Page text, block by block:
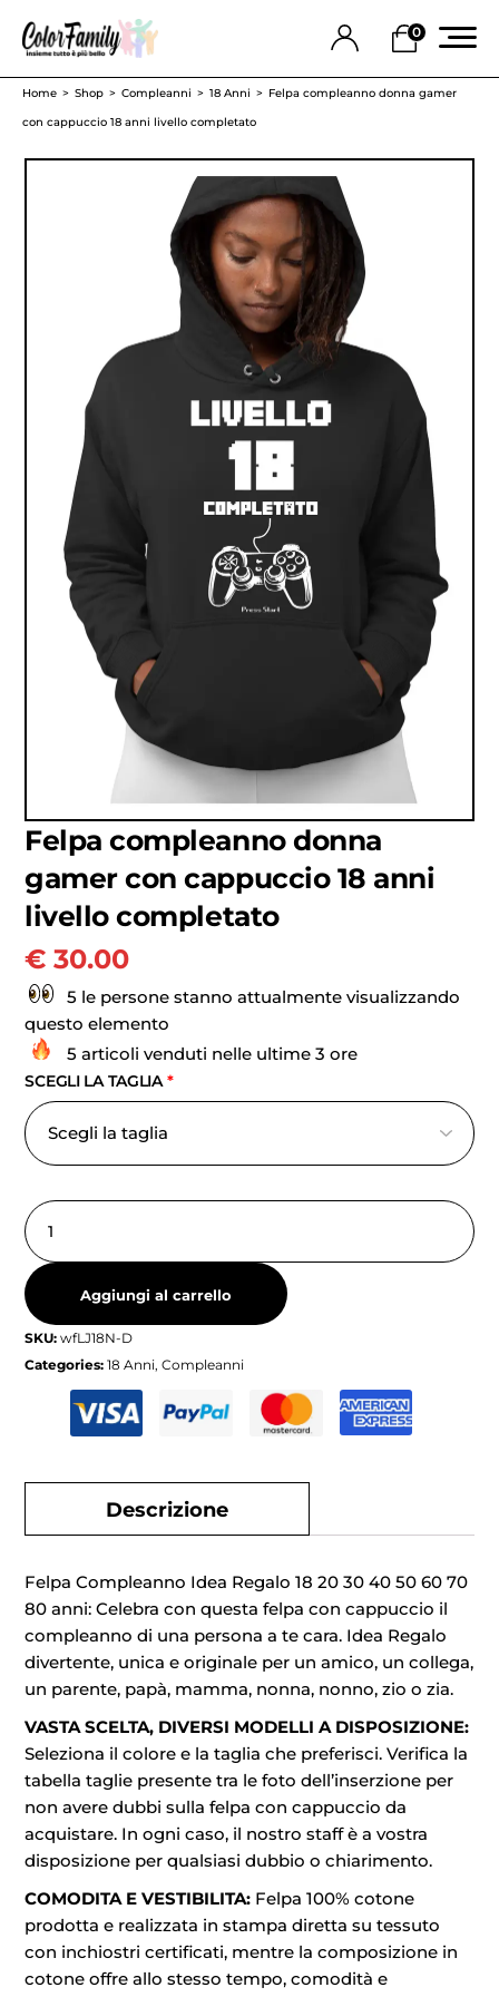
0
Home Shop Compleanni 18 Anni
Felpa compleanno donna gamer
con cappuccio 18 anni livello completato
Felpa compleanno donna
gamer con cappuccio 18 anni
livello completato
€ 30.00
5 le persone stanno attualmente visualizzando
questo elemento
5 articoli venduti nelle ultime 3 ore
SCEGLI LA TAGLIA*
Aggiungi al carrello
SKU:wfLJ18N-D
Categories:18 Anni,Compleanni
Descrizione
Felpa Compleanno Idea Regalo 18 20 30 40 50 60 70
80 anni: Celebra con questa felpa con cappuccio il
compleanno di una persona a te cara. Idea Regalo
divertente, unica e originale per un amico, un collega,
un parente, papà, mamma, nonna, nonno, zio o zia.
VASTA SCELTA, DIVERSI MODELLI A DISPOSIZIONE:
Seleziona il colore e la taglia che preferisci. Verifica la
tabella taglie presente tra le foto dell’inserzione per
non avere dubbi sulla felpa con cappuccio da
acquistare. In ogni caso, il nostro staff è a vostra
disposizione per qualsiasi dubbio o chiarimento.
COMODITA E VESTIBILITA: Felpa 100% cotone
prodotta e realizzata in stampa diretta su tessuto
con inchiostri certificati, mentre la composizione in
cotone offre allo stesso tempo, comodità e